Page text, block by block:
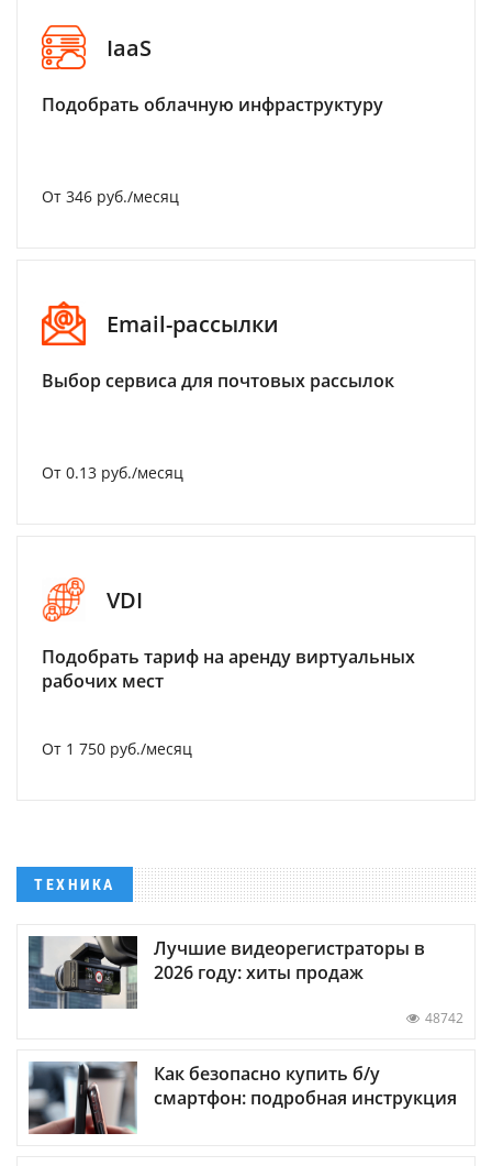
IaaS
Подобрать облачную инфраструктуру
От 346 руб./месяц
Email-рассылки
Выбор сервиса для почтовых рассылок
От 0.13 руб./месяц
VDI
Подобрать тариф на аренду виртуальных
рабочих мест
От 1 750 руб./месяц
ТЕХНИКА
Лучшие видеорегистраторы в
2026 году: хиты продаж
48742
Как безопасно купить б/у
смартфон: подробная инструкция